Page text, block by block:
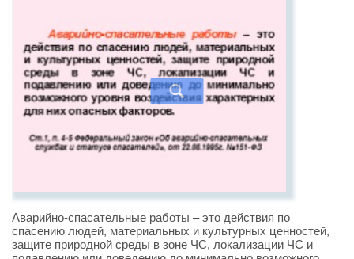
Аварийно-спасательные работы – это действия по
спасению людей, материальных и культурных ценностей,
защите природной среды в зоне ЧС, локализации ЧС и